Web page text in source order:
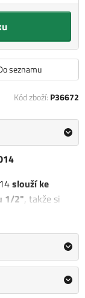
seznamu
Kód zboží: P36672
slouží ke
1/2", takže si
podle